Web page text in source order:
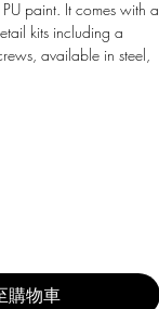
paint. It comes with a
kits including a
available in steel,
購物車